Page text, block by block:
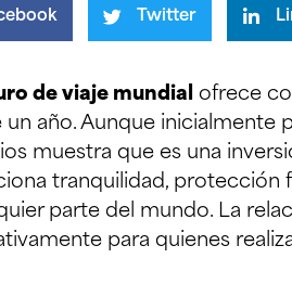
Twitter
de viaje mundial ofrece
un año. Aunque inicialmente
muestra que es una
tranquilidad, protección
parte del mundo. La
para quienes